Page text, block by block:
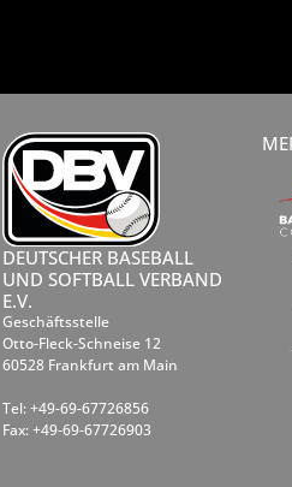
DEUTSCHER BASEBALL
UND SOFTBALL VERBAND
E.V.
Geschäftsstelle
Otto-Fleck-Schneise 12
60528 Frankfurt am Main
Tel: +49-69-67726856
Fax: +49-69-67726903